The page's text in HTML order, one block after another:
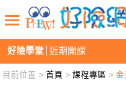
好險學堂 近期開課
新聞觀點 業務交流
目前位置 >首頁 >課程專區 >金